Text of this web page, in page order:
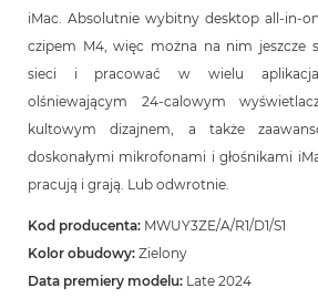
iMac. Absolutnie wybitny desktop
czipem M4, więc można na nim jeszcze
sieci i pracować w wielu
olśniewającym 24‑calowym
kultowym dizajnem, a także
doskonałymi mikrofonami i głośnikami
pracują i grają. Lub odwrotnie.
Kod producenta: MWUY3ZE/A/R1/D1/S1
Kolor obudowy: Zielony
Data premiery modelu: Late 2024